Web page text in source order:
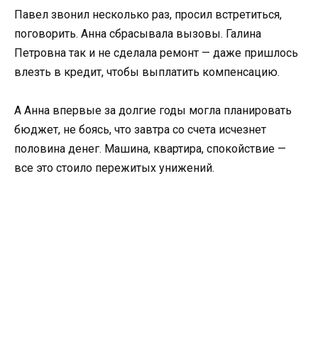
Павел звонил несколько раз, просил встретиться,
поговорить. Анна сбрасывала вызовы. Галина
Петровна так и не сделала ремонт — даже пришлось
влезть в кредит, чтобы выплатить компенсацию.
А Анна впервые за долгие годы могла планировать
бюджет, не боясь, что завтра со счета исчезнет
половина денег. Машина, квартира, спокойствие —
все это стоило пережитых унижений.